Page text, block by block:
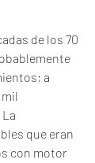
de los 70
a
que eran
con motor